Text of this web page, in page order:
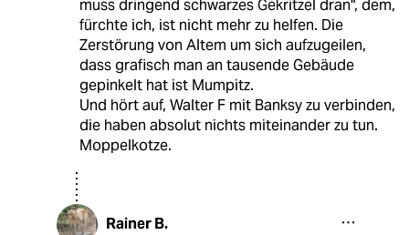
muss dringend schwarzes Gekritzel dran", dem,
fürchte ich, ist nicht mehr zu helfen. Die
Zerstörung von Altem um sich aufzugeilen,
dass grafisch man an tausende Gebäude
gepinkelt hat ist Mumpitz.
Und hört auf, Walter F mit Banksy zu verbinden,
die haben absolut nichts miteinander zu tun.
Moppelkotze.
Rainer B.